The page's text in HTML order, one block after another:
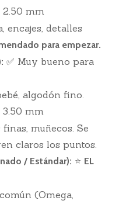
2.50 mm
encajes, detalles
para empezar.
✅ Muy bueno para
algodón fino.
mm
muñecos. Se
claros los puntos.
/ Estándar): ⭐ EL
(Omega,